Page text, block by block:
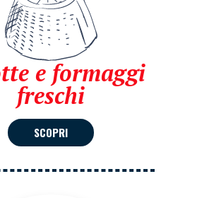
e formaggi
freschi
SCOPRI